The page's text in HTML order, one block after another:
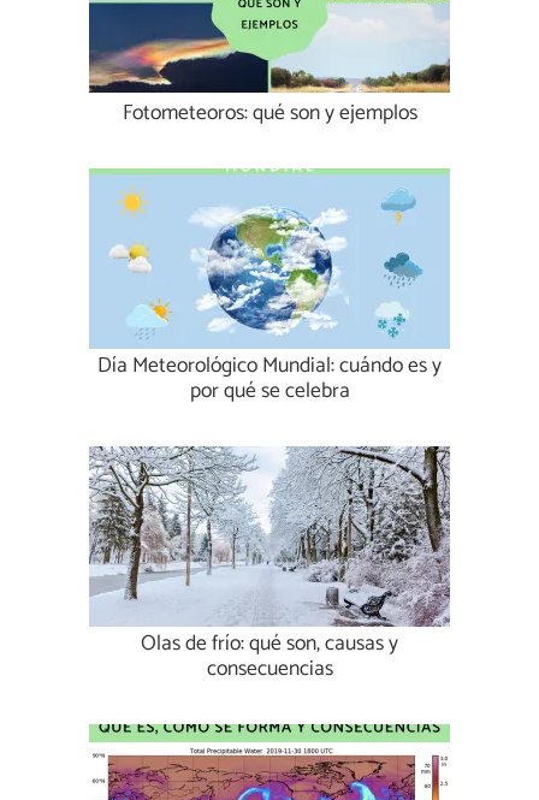
Fotometeoros: qué son y ejemplos
Día Meteorológico Mundial: cuándo es y
por qué se celebra
Olas de frío: qué son, causas y
consecuencias